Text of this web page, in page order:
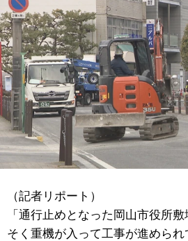
（記者リポート）
「通行止めとなった岡山市役所
そく重機が入って工事が進められ